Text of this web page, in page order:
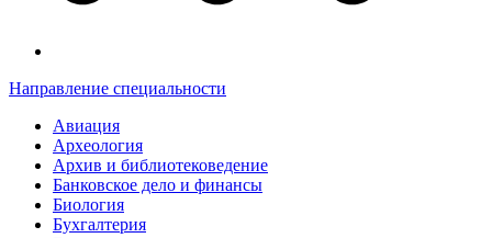
Направление специальности
Авиация
Археология
Архив и библиотековедение
Банковское дело и финансы
Биология
Бухгалтерия